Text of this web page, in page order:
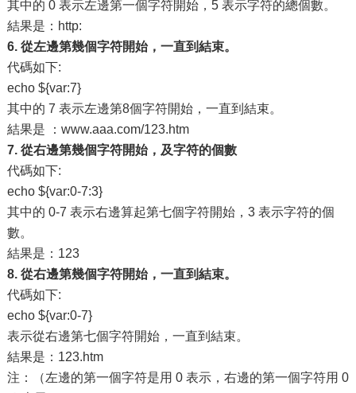
其中的 0 表示左邊第一個字符開始，5 表示字符的總個數。
結果是：http:
6. 從左邊第幾個字符開始，一直到結束。
代碼如下:
echo ${var:7}
其中的 7 表示左邊第8個字符開始，一直到結束。
結果是 ：www.aaa.com/123.htm
7. 從右邊第幾個字符開始，及字符的個數
代碼如下:
echo ${var:0-7:3}
其中的 0-7 表示右邊算起第七個字符開始，3 表示字符的個
數。
結果是：123
8. 從右邊第幾個字符開始，一直到結束。
代碼如下:
echo ${var:0-7}
表示從右邊第七個字符開始，一直到結束。
結果是：123.htm
注：（左邊的第一個字符是用 0 表示，右邊的第一個字符用 0